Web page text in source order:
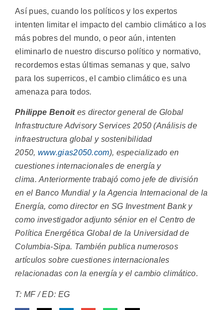
Así pues, cuando los políticos y los expertos
intenten limitar el impacto del cambio climático a los
más pobres del mundo, o peor aún, intenten
eliminarlo de nuestro discurso político y normativo,
recordemos estas últimas semanas y que, salvo
para los superricos, el cambio climático es una
amenaza para todos.
Philippe Benoites director general de Global
Infrastructure Advisory Services 2050(Análisis de
infraestructura global y sostenibilidad
2050, www.gias2050.com), especializado en
cuestiones internacionales de energía y
clima. Anteriormente trabajó como jefe de división
en el Banco Mundial y la Agencia Internacional de la
Energía, como director en SG Investment Bank y
como investigador adjunto sénior en el Centro de
Política Energética Global de la Universidad de
Columbia-Sipa. También publica numerosos
artículos sobre cuestiones internacionales
relacionadas con la energía y el cambio climático.
T: MF / ED: EG